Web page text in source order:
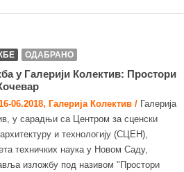
ОДАБРАНО
у Галерији Колектив: Простори
06.2018, Галерија Колектив / Галерија
у сарадњи са Центром за сценски
и технологију (СЦЕН),
техничких наука у Новом Саду,
изложбу под називом "Простори